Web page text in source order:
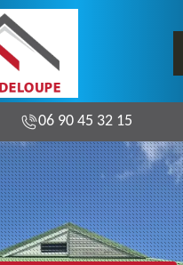
06 90 45 32 15